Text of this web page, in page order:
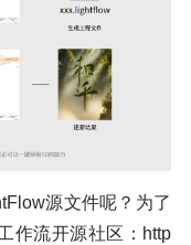
源文件呢？为了
作流开源社区：http